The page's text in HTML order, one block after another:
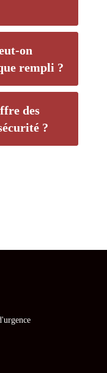
on
rempli ?
des
?